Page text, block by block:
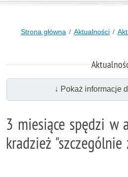
Strona główna Aktualności
↓ Pokaż informacje
3 miesiące spędzi w
kradzież "szczególnie